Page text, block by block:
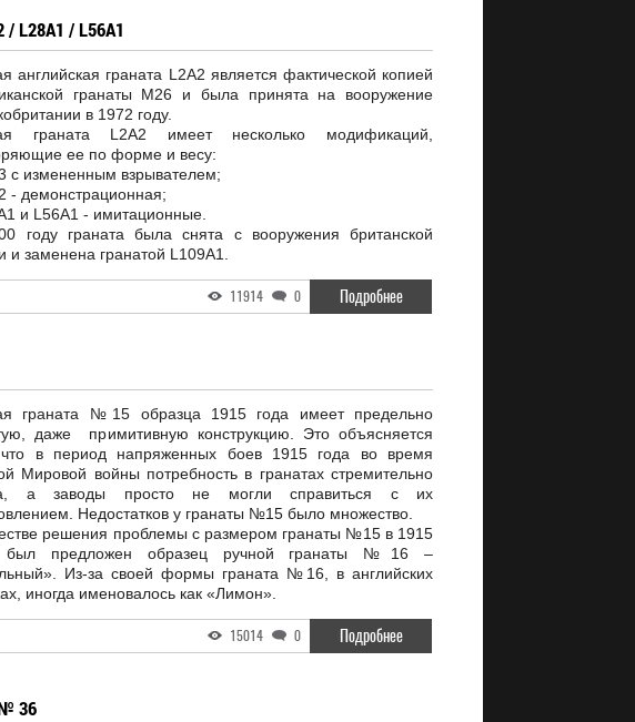
L28A1 / L56A1
английская граната L2A2 является фактической копией
гранаты М26 и была принята на вооружение
в 1972 году.
граната L2A2 имеет несколько модификаций,
ее по форме и весу:
с измененным взрывателем;
- демонстрационная;
и L56A1 - имитационные.
году граната была снята с вооружения британской
и заменена гранатой L109A1.
11914 0 Подробнее
граната №15 образца 1915 года имеет предельно
даже примитивную конструкцию. Это объясняется
в период напряженных боев 1915 года во время
Мировой войны потребность в гранатах стремительно
а заводы просто не могли справиться с их
Недостатков у гранаты №15 было множество.
решения проблемы с размером гранаты №15 в 1915
был предложен образец ручной гранаты №16 –
Из-за своей формы граната №16, в английских
иногда именовалось как «Лимон».
15014 0 Подробнее
36